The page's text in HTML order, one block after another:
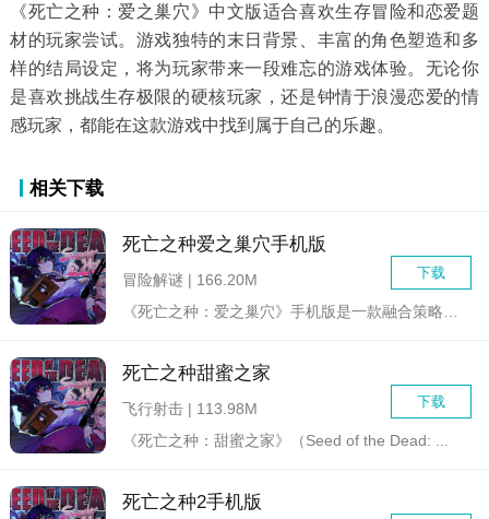
《死亡之种：爱之巢穴》中文版适合喜欢生存冒险和恋爱题
材的玩家尝试。游戏独特的末日背景、丰富的角色塑造和多
样的结局设定，将为玩家带来一段难忘的游戏体验。无论你
是喜欢挑战生存极限的硬核玩家，还是钟情于浪漫恋爱的情
感玩家，都能在这款游戏中找到属于自己的乐趣。
相关下载
死亡之种爱之巢穴手机版
下载
冒险解谜 | 166.20M
《死亡之种：爱之巢穴》手机版是一款融合策略、角色扮演与塔防元...
死亡之种甜蜜之家
下载
飞行射击 | 113.98M
《死亡之种：甜蜜之家》（Seed of the Dead: ...
死亡之种2手机版